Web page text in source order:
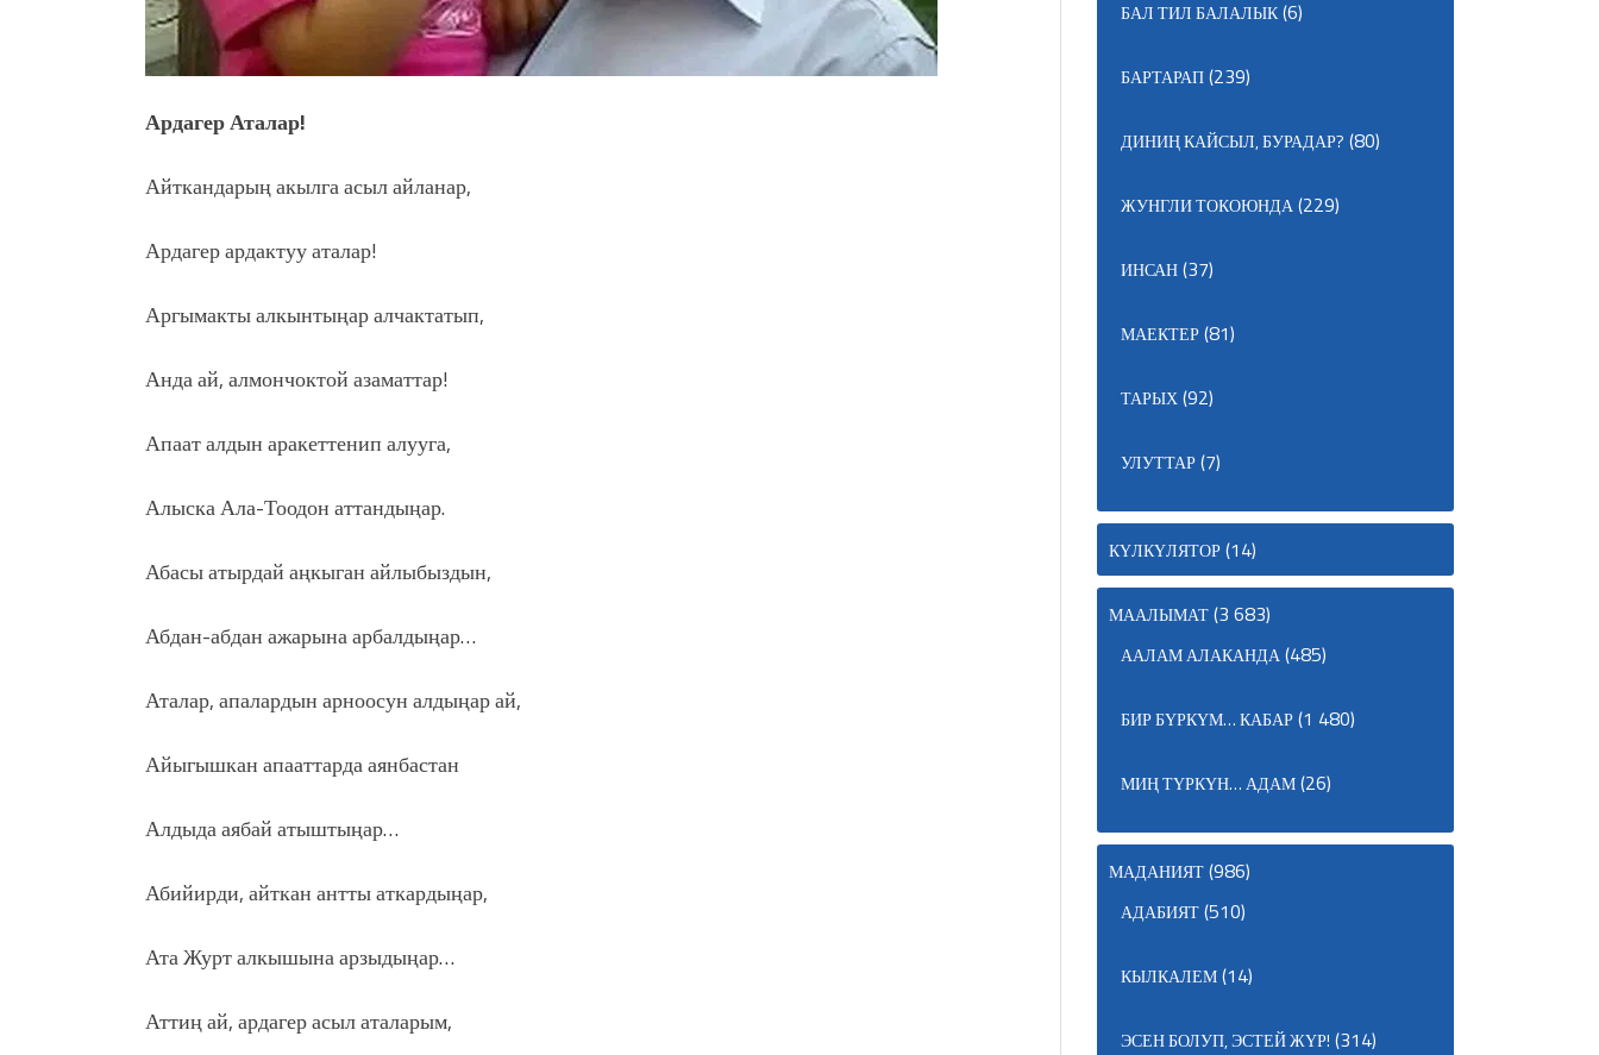
Ардагер Аталар!
Айткандарың акылга асыл айланар,
Ардагер ардактуу аталар!
Аргымакты алкынтыңар алчактатып,
Анда ай, алмончоктой азаматтар!
Апаат алдын аракеттенип алууга,
Алыска Ала-Тоодон аттандыңар.
Абасы атырдай аңкыган айлыбыздын,
Абдан-абдан ажарына арбалдыңар…
Аталар, апалардын арноосун алдыңар ай,
Айыгышкан апааттарда аянбастан
Алдыда аябай атыштыңар…
Абийирди, айткан антты аткардыңар,
Ата Журт алкышына арзыдыңар…
Аттиң ай, ардагер асыл аталарым,
БАЛ ТИЛ БАЛАЛЫК(6)
БАРТАРАП(239)
ДИНИҢ КАЙСЫЛ, БУРАДАР? (80)
ЖУНГЛИ ТОКОЮНДА(229)
ИНСАН(37)
МАЕКТЕР(81)
ТАРЫХ(92)
УЛУТТАР(7)
КҮЛКҮЛЯТОР(14)
МААЛЫМАТ(3 683)
ААЛАМ АЛАКАНДА(485)
БИР БҮРКҮМ… КАБАР(1 480)
МИҢ ТҮРКҮН… АДАМ(26)
МАДАНИЯТ(986)
АДАБИЯТ(510)
КЫЛКАЛЕМ(14)
ЭСЕН БОЛУП, ЭСТЕЙ ЖҮР! (314)